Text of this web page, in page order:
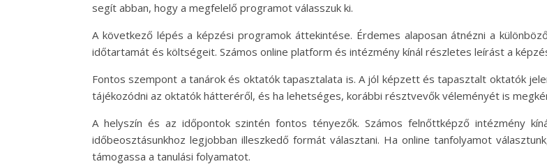
segít abban, hogy a megfelelő programot válasszuk ki.
A következő lépés a képzési programok áttekintése. Érdemes alaposan átnézni a
időtartamát és költségeit. Számos online platform és intézmény kínál részletes leírást a
Fontos szempont a tanárok és oktatók tapasztalata is. A jól képzett és tapasztalt oktatók
tájékozódni az oktatók hátteréről, és ha lehetséges, korábbi résztvevők véleményét is
A helyszín és az időpontok szintén fontos tényezők. Számos felnőttképző intézmény
időbeosztásunkhoz legjobban illeszkedő formát választani. Ha online tanfolyamot
támogassa a tanulási folyamatot.